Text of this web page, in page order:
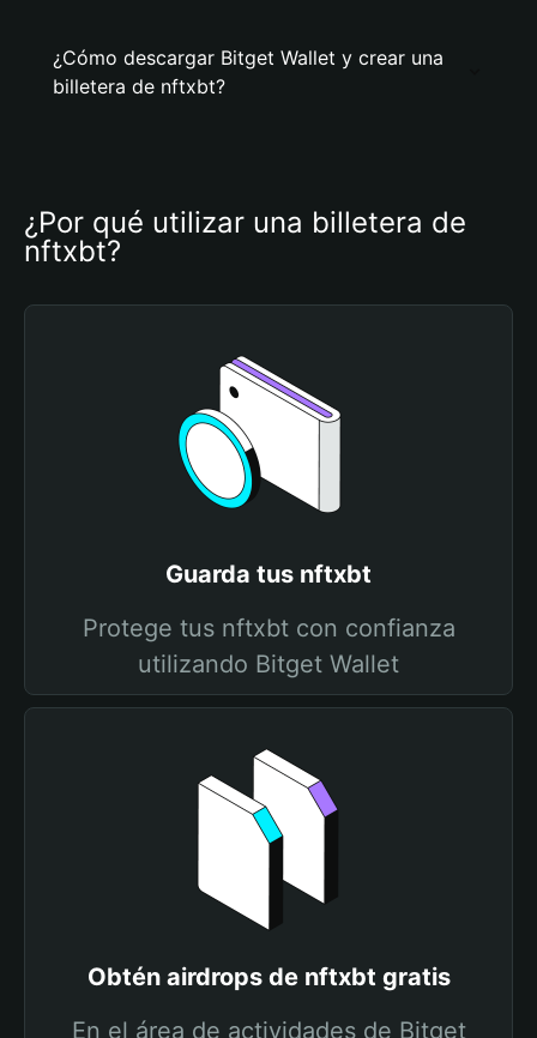
¿Cómo descargar Bitget Wallet y crear una
billetera de nftxbt?
¿Por qué utilizar una billetera de
nftxbt?
Guarda tus nftxbt
Protege tus nftxbt con confianza
utilizando Bitget Wallet
Obtén airdrops de nftxbt gratis
En el área de actividades de Bitget